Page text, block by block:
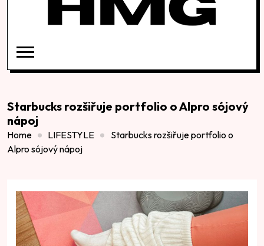
Starbucks rozšiřuje portfolio o Alpro sójový
nápoj
Home LIFESTYLE
Starbucks rozšiřuje portfolio o
Alpro sójový nápoj